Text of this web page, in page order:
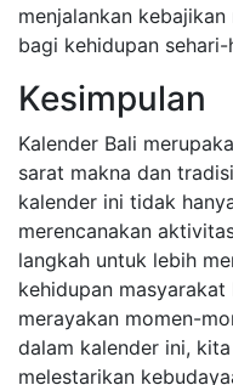
menjalankan
bagi kehidupan
Kesimpulan
Kalender Bali
sarat makna dan
kalender ini tidak
merencanakan
langkah untuk lebih
kehidupan
merayakan momen-
dalam kalender ini,
melestarikan